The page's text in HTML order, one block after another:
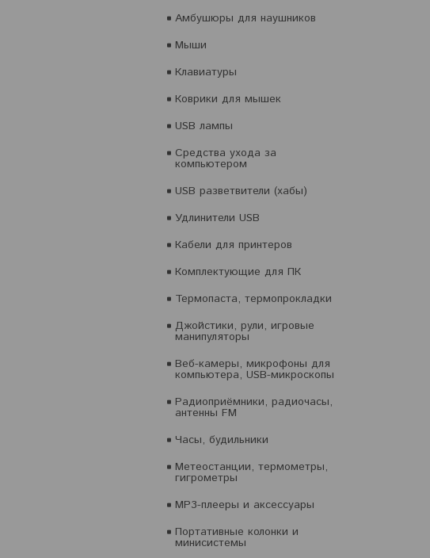
Амбушюры для наушников
Мыши
Клавиатуры
Коврики для мышек
USB лампы
Средства ухода за
компьютером
USB разветвители (хабы)
Удлинители USB
Кабели для принтеров
Комплектующие для ПК
Термопаста, термопрокладки
Джойстики, рули, игровые
манипуляторы
Веб-камеры, микрофоны для
компьютера, USB-микроскопы
Радиоприёмники, радиочасы,
антенны FM
Часы, будильники
Метеостанции, термометры,
гигрометры
MP3-плееры и аксессуары
Портативные колонки и
минисистемы